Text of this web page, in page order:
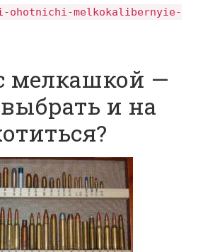
ohotnichi-melkokalibernyie-
мелкашкой —
и на